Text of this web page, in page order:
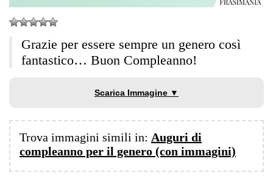
Grazie per essere sempre un genero così
fantastico… Buon Compleanno!
Scarica Immagine ▼
Trova immagini simili in: Auguri di
compleanno per il genero (con immagini)